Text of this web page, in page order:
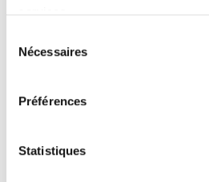
Nécessaires
Préférences
Statistiques